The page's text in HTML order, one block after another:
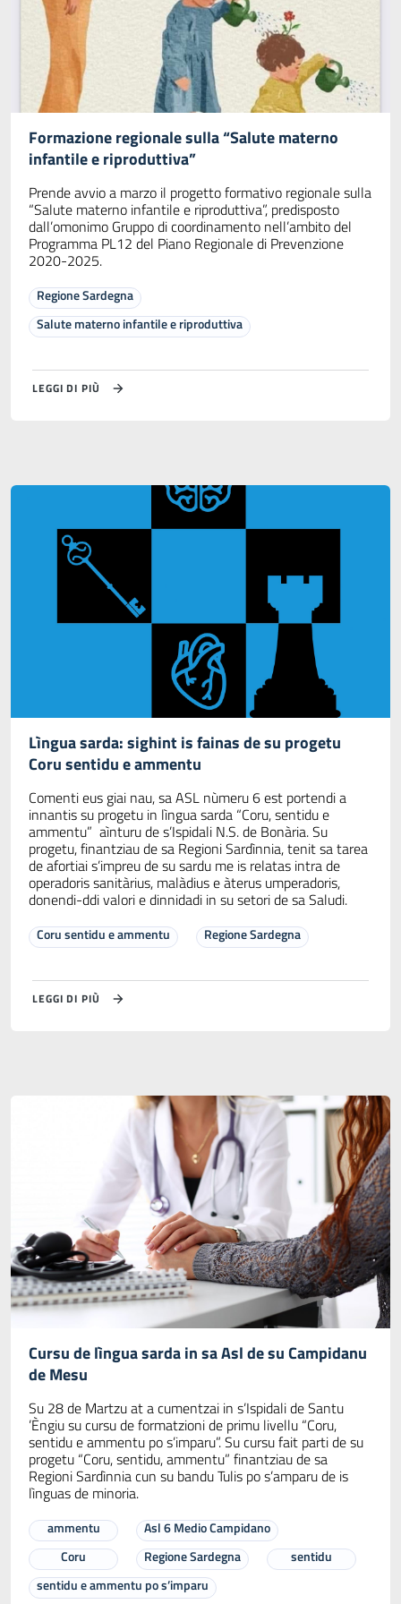
Formazione regionale sulla “Salute materno
infantile e riproduttiva”
Prende avvio a marzo il progetto formativo regionale sulla
“Salute materno infantile e riproduttiva”, predisposto
dall’omonimo Gruppo di coordinamento nell’ambito del
Programma PL12 del Piano Regionale di Prevenzione
2020-2025.
Regione Sardegna
Salute materno infantile e riproduttiva
LEGGI DI PIÙ
Lìngua sarda: sighint is fainas de su progetu
Coru sentidu e ammentu
Comenti eus giai nau, sa ASL nùmeru 6 est portendi a
innantis su progetu in lìngua sarda “Coru, sentidu e
ammentu” aìnturu de s’Ispidali N.S. de Bonària. Su
progetu, finantziau de sa Regioni Sardìnnia, tenit sa tarea
de afortiai s’impreu de su sardu me is relatas intra de
operadoris sanitàrius, malàdius e àterus umperadoris,
donendi-ddi valori e dinnidadi in su setori de sa Saludi.
Coru sentidu e ammentu Regione Sardegna
LEGGI DI PIÙ
Cursu de lìngua sarda in sa Asl de su Campidanu
de Mesu
Su 28 de Martzu at a cumentzai in s’Ispidali de Santu
’Èngiu su cursu de formatzioni de primu livellu “Coru,
sentidu e ammentu po s’imparu”. Su cursu fait parti de su
progetu “Coru, sentidu, ammentu” finantziau de sa
Regioni Sardìnnia cun su bandu Tulis po s’amparu de is
lìnguas de minoria.
ammentu
Asl 6 Medio Campidano
Coru
Regione Sardegna
sentidu
sentidu e ammentu po s’imparu